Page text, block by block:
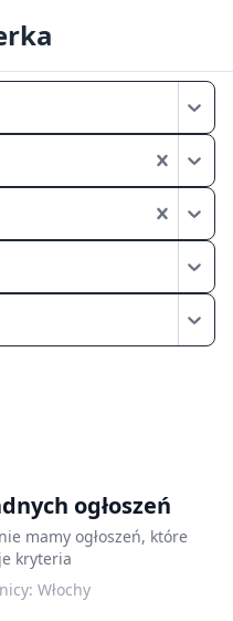
ogłoszeń
mamy ogłoszeń, które
kryteria
Włochy